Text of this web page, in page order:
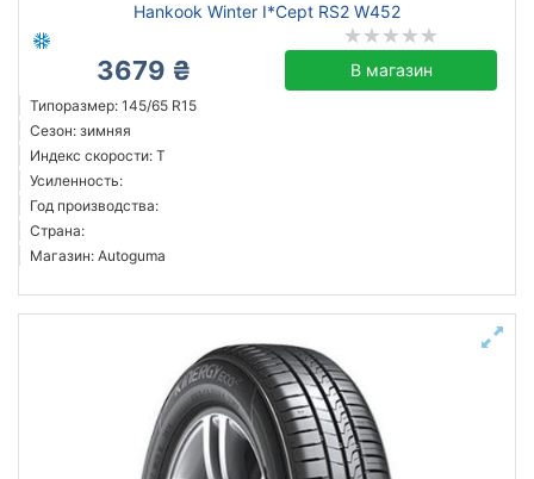
Hankook Winter I*Cept RS2 W452
3679 ₴ В магазин
Типоразмер: 145/65 R15
Сезон: зимняя
Индекс скорости: T
Усиленность:
Год производства:
Страна:
Магазин: Autoguma